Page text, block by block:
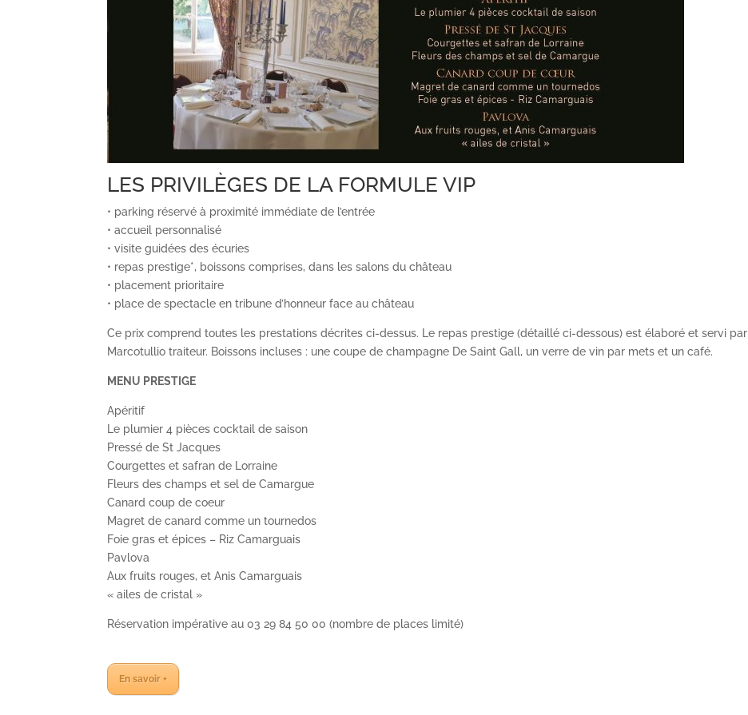
LES PRIVILÈGES DE LA FORMULE VIP
• parking réservé à proximité immédiate de l’entrée
• accueil personnalisé
• visite guidées des écuries
• repas prestige*, boissons comprises, dans les salons du château
• placement prioritaire
• place de spectacle en tribune d’honneur face au château
Ce prix comprend toutes les prestations décrites ci-dessus. Le repas prestige (détaillé ci-dessous) est élaboré et servi par
Marcotullio traiteur. Boissons incluses : une coupe de champagne De Saint Gall, un verre de vin par mets et un café.
MENU PRESTIGE
Apéritif
Le plumier 4 pièces cocktail de saison
Pressé de St Jacques
Courgettes et safran de Lorraine
Fleurs des champs et sel de Camargue
Canard coup de coeur
Magret de canard comme un tournedos
Foie gras et épices – Riz Camarguais
Pavlova
Aux fruits rouges, et Anis Camarguais
« ailes de cristal »
Réservation impérative au 03 29 84 50 00 (nombre de places limité)
En savoir +